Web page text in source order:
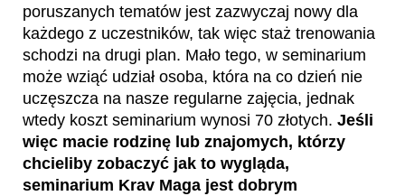
poruszanych tematów jest zazwyczaj nowy dla
każdego z uczestników, tak więc staż trenowania
schodzi na drugi plan. Mało tego, w seminarium
może wziąć udział osoba, która na co dzień nie
uczęszcza na nasze regularne zajęcia, jednak
wtedy koszt seminarium wynosi 70 złotych. Jeśli
więc macie rodzinę lub znajomych, którzy
chcieliby zobaczyć jak to wygląda,
seminarium Krav Maga jest dobrym